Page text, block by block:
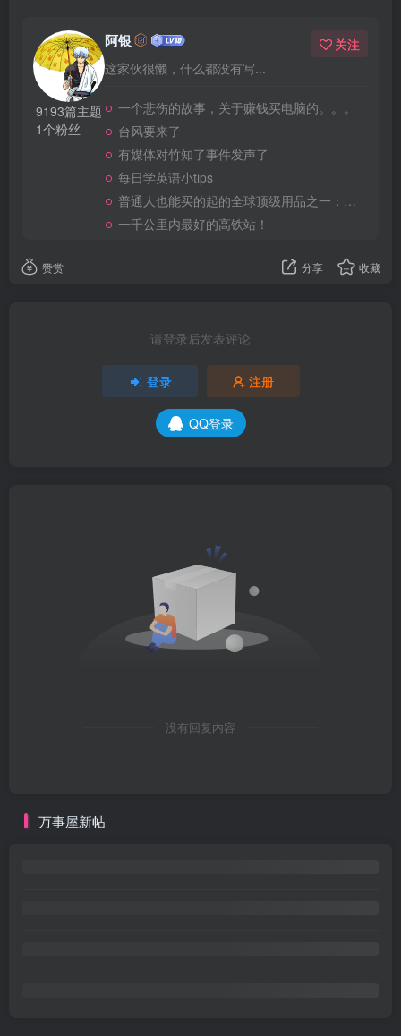
9193篇主题
1个粉丝
阿银
这家伙很懒，什么都没有写...
关注
一个悲伤的故事，关于赚钱买电脑的。。。
台风要来了
有媒体对竹知了事件发声了
每日学英语小tips
普通人也能买的起的全球顶级用品之一：WD-40润滑除锈剂！
一千公里内最好的高铁站！
赞赏 分享 收藏
请登录后发表评论
登录 注册
QQ登录
没有回复内容
万事屋新帖